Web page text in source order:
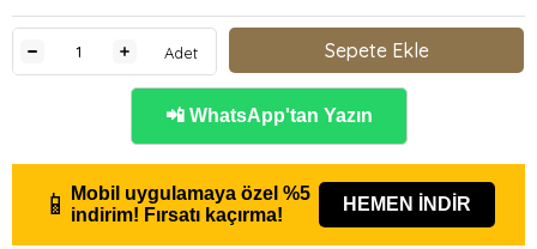
Adet
📲 WhatsApp'tan Yazın
📱 Mobil uygulamaya özel %5
indirim! Fırsatı kaçırma!
HEMEN İNDİR